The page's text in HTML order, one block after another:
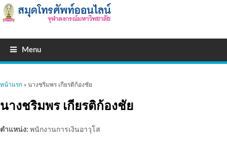
Menu
คุณอยู่ที่นี่
หน้าแรก » นางชริมพร เกียรติก้องชัย
นางชริมพร เกียรติก้องชัย
ตำแหน่ง: พนักงานการเงินอาวุโส